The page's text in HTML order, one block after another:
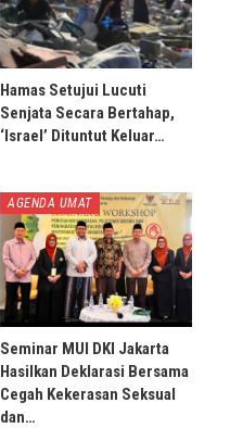
Hamas Setujui Lucuti
Senjata Secara Bertahap,
‘Israel’ Dituntut Keluar…
AGENDA UMAT
Seminar MUI DKI Jakarta
Hasilkan Deklarasi Bersama
Cegah Kekerasan Seksual
dan…